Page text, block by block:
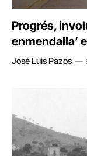
Progrés,
enmendalla’
José Luis Pazos